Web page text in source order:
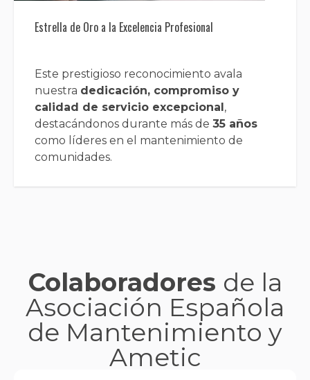
Estrella de Oro a la Excelencia Profesional
Este prestigioso reconocimiento avala
nuestra dedicación, compromiso y
calidad de servicio excepcional ,
destacándonos durante más de 35 años
como líderes en el mantenimiento de
comunidades.
Colaboradores de la
Asociación Española
de Mantenimiento y
Ametic